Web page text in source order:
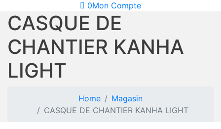
0Mon Compte
CASQUE DE
CHANTIER KANHA
LIGHT
Home
Magasin
CASQUE DE CHANTIER KANHA LIGHT